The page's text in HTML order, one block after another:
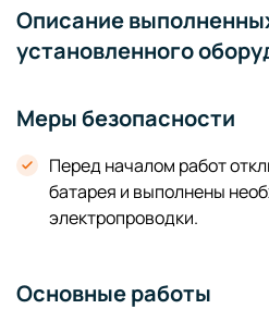
Описание
установленного
Меры безопасности
Перед началом работ
батарея и выполнены
электропроводки.
Основные работы